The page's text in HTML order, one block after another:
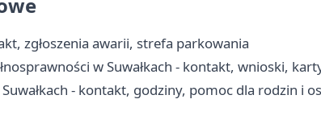
zgłoszenia awarii, strefa parkowania
w Suwałkach - kontakt, wnioski,
- kontakt, godziny, pomoc dla rodzin i